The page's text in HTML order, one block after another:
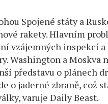
Spojené státy a
rakety. Hlavním
vzájemných inspekcí
Washington a Moskva
představu o plánech
o jaderné zbraně, což
varuje Daily Beast.